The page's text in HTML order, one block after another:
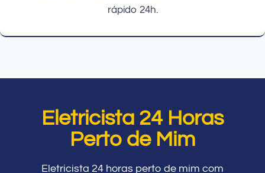
rápido 24h.
Eletricista 24 Horas
Perto de Mim
Eletricista 24 horas perto de mim com